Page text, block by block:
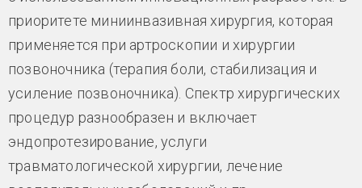
приоритете миниинвазивная хирургия, которая
применяется при артроскопии и хирургии
позвоночника (терапия боли, стабилизация и
усиление позвоночника). Спектр хирургических
процедур разнообразен и включает
эндопротезирование, услуги
травматологической хирургии, лечение